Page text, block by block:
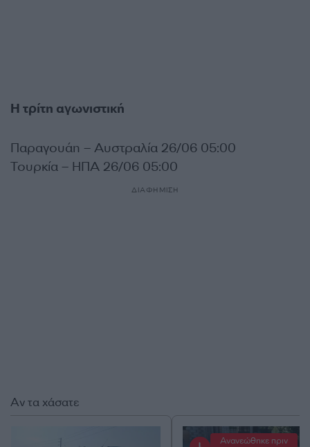
Η τρίτη αγωνιστική
Παραγουάη – Αυστραλία 26/06 05:00
Τουρκία – ΗΠΑ 26/06 05:00
ΔΙΑΦΗΜΙΣΗ
Αν τα χάσατε
Ανανεώθηκε πριν